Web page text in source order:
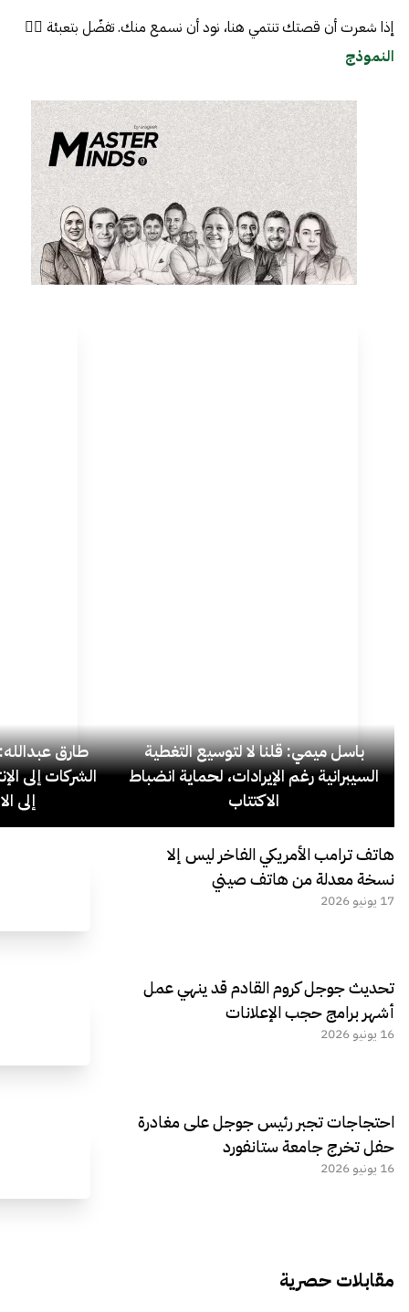
إذا شعرت أن قصتك تنتمي هنا، نود أن نسمع منك. تفضّل بتعبئة 👈🏼
النموذج
باسل ميمي: قلنا لا لتوسيع التغطية
السيبرانية رغم الإيرادات، لحماية انضباط
الاكتتاب
الشركات إلى
إلى
هاتف ترامب الأمريكي الفاخر ليس إلا
نسخة معدلة من هاتف صيني
17 يونيو 2026
تحديث جوجل كروم القادم قد ينهي عمل
أشهر برامج حجب الإعلانات
16 يونيو 2026
احتجاجات تجبر رئيس جوجل على مغادرة
حفل تخرج جامعة ستانفورد
16 يونيو 2026
مقابلات حصرية